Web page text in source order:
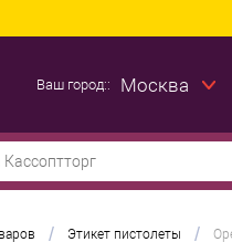
Ваш город:: Москва
/ Этикет пистолеты /